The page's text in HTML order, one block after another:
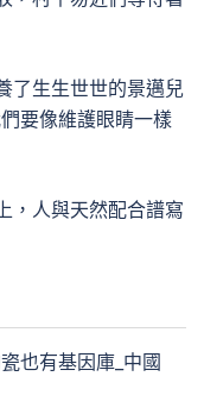
了生生世世的景邁兒
要像維護眼睛一樣
，人與天然配合譜寫
也有基因庫_中國